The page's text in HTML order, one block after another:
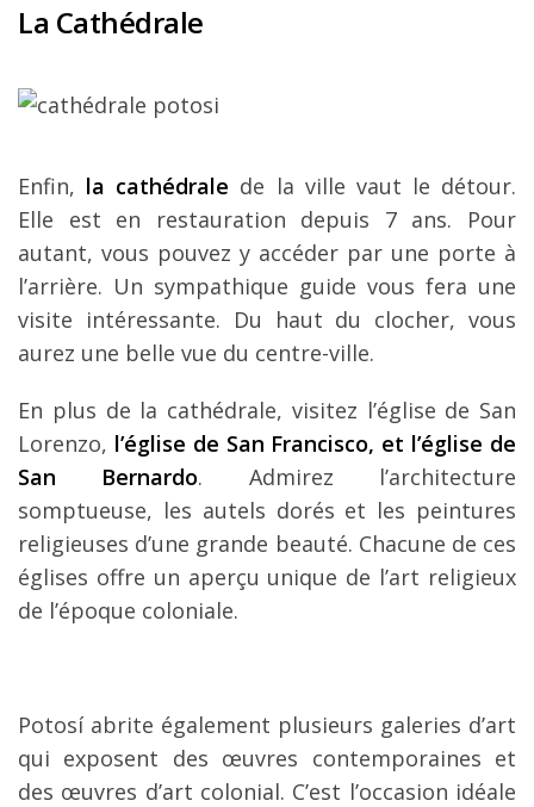
La Cathédrale
Enfin, la cathédrale de la ville vaut le détour.
Elle est en restauration depuis 7 ans. Pour
autant, vous pouvez y accéder par une porte à
l’arrière. Un sympathique guide vous fera une
visite intéressante. Du haut du clocher, vous
aurez une belle vue du centre-ville.
En plus de la cathédrale, visitez l’église de San
Lorenzo, l’église de San Francisco, et l’église de
San Bernardo. Admirez l’architecture
somptueuse, les autels dorés et les peintures
religieuses d’une grande beauté. Chacune de ces
églises offre un aperçu unique de l’art religieux
de l’époque coloniale.
Potosí abrite également plusieurs galeries d’art
qui exposent des œuvres contemporaines et
des œuvres d’art colonial. C’est l’occasion idéale